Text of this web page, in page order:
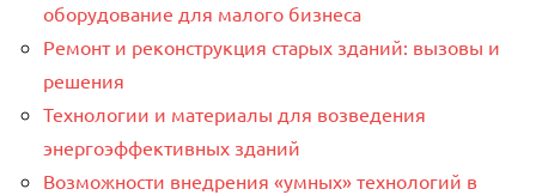
оборудование для малого бизнеса
Ремонт и реконструкция старых зданий: вызовы и
решения
Технологии и материалы для возведения
энергоэффективных зданий
Возможности внедрения «умных» технологий в